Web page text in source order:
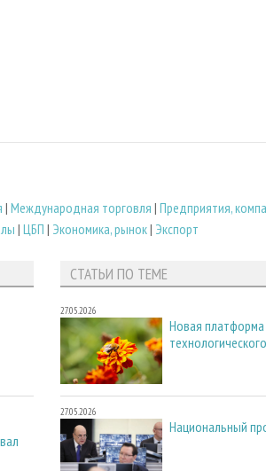
| Международная торговля | Предприятия,
| ЦБП | Экономика, рынок| Экспорт
СТАТЬИ ПО ТЕМЕ
27.05.2026
Новая
27.05.2026
Национальный